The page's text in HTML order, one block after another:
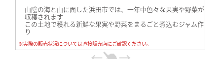
山陰の海と山に面した浜田市では、一年中色々な果実や野菜が
収穫されます
この土地で穫れる新鮮な果実や野菜をまるごと煮込むジャム作
り
む少量生産で
果実そのままを瓶詰めしてお届けします。
※実際の販売状況については直接販売店にご確認ください。